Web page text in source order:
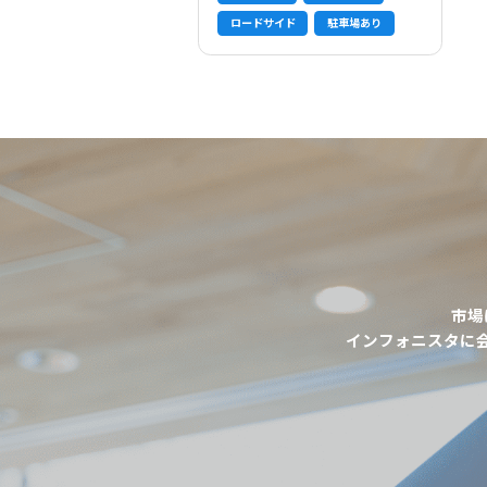
ロードサイド 駐車場あり
市
インフォニスタに